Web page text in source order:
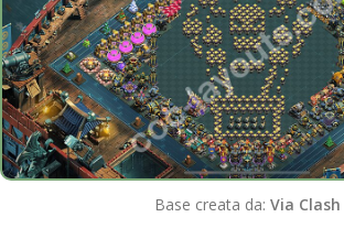
Base creata da: Via Clash